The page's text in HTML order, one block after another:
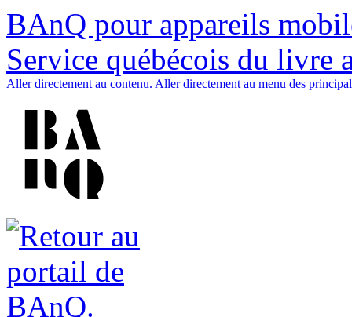
BAnQ pour appareils
Service québécois du livre
Aller directement au contenu. Aller directement au menu des